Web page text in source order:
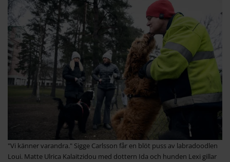
"Vi känner varandra." Sigge Carlsson får en blöt puss av labradoodlen
Loui. Matte Ulrica Kalaitzidou med dottern Ida och hunden Lexi gillar